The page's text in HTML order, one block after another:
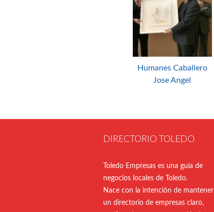
Humanes Caballero
Jose Angel
DIRECTORIO TOLEDO
Toledo Empresas es una guía de
negocios locales de Toledo.
Nace con la intención de mantener
un directorio de empresas claro,